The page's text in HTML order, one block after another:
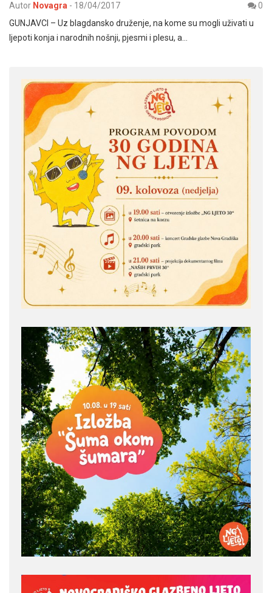
Autor Novagra - 18/04/2017
0
GUNJAVCI – Uz blagdansko druženje, na kome su mogli uživati u
ljepoti konja i narodnih nošnji, pjesmi i plesu, a…